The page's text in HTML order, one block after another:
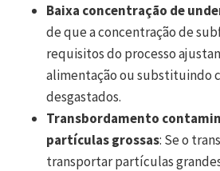
Baixa concentração de
de que a concentração de
requisitos do processo
alimentação ou substituindo
desgastados.
Transbordamento
partículas grossas: Se o
transportar partículas